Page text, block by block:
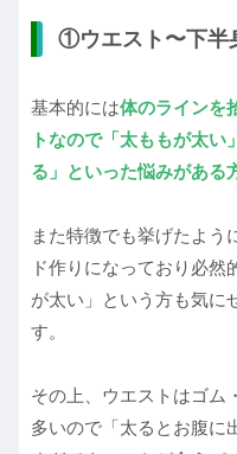
①ウエスト〜下半
基本的には体のラインを
トなので「太ももが太
る」といった悩みがある
また特徴でも挙げたよう
ド作りになっており必
が太い」という方も気に
す。
その上、ウエストはゴム
多いので「太るとお腹に